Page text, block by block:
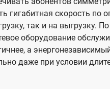
гигабитная скорость по
так и на выгрузку.
оборудование
а
даже при условии